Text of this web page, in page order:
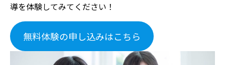
導を体験してみてください！
無料体験の申し込みはこちら